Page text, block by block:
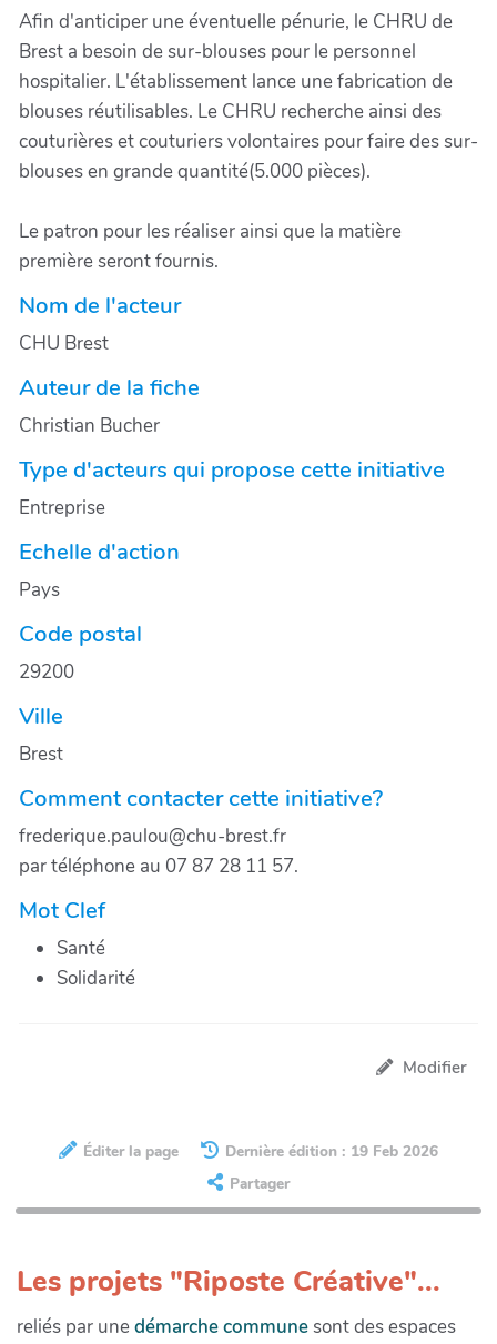
Afin d'anticiper une éventuelle pénurie, le CHRU de
Brest a besoin de sur-blouses pour le personnel
hospitalier. L'établissement lance une fabrication de
blouses réutilisables. Le CHRU recherche ainsi des
couturières et couturiers volontaires pour faire des sur-
blouses en grande quantité(5.000 pièces).
Le patron pour les réaliser ainsi que la matière
première seront fournis.
Nom de l'acteur
CHU Brest
Auteur de la fiche
Christian Bucher
Type d'acteurs qui propose cette initiative
Entreprise
Echelle d'action
Pays
Code postal
29200
Ville
Brest
Comment contacter cette initiative?
frederique.paulou@chu-brest.fr
par téléphone au 07 87 28 11 57.
Mot Clef
Santé
Solidarité
Modifier
Éditer la page
Dernière édition : 19 Feb 2026
Partager